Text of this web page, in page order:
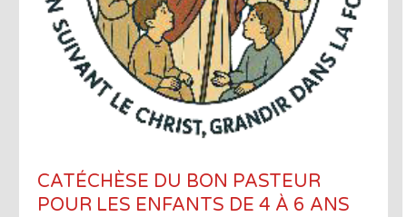
CATÉCHÈSE DU BON PASTEUR
POUR LES ENFANTS DE 4 À 6 ANS